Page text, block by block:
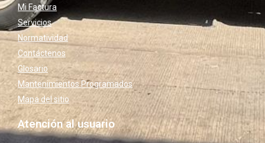
Mi Factura
Servicios
Normatividad
Contáctenos
Glosario
Mantenimientos Programados
Mapa del sitio
Atención al usuario